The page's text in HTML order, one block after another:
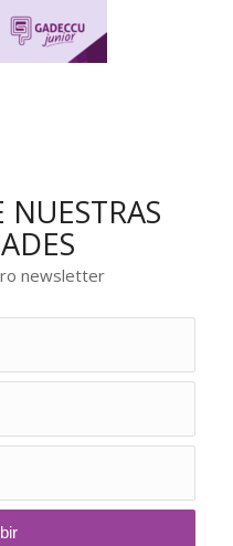
NUESTRAS
newsletter